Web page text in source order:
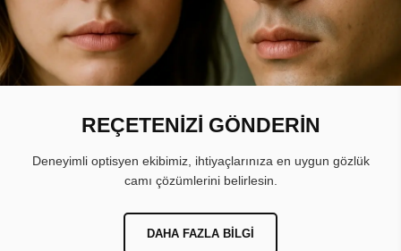
REÇETENİZİ GÖNDERİN
Deneyimli optisyen ekibimiz, ihtiyaçlarınıza en uygun gözlük
camı çözümlerini belirlesin.
DAHA FAZLA BILGI